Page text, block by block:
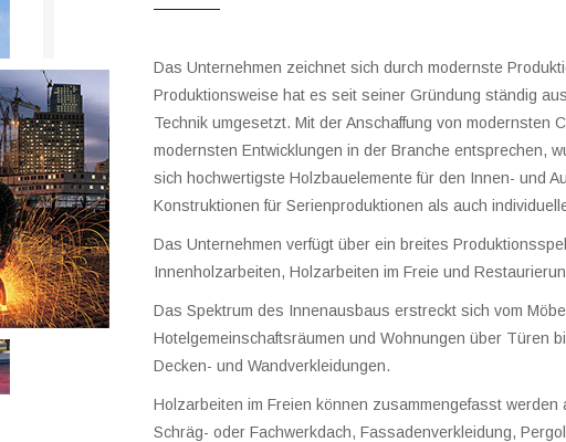
Das Unternehmen zeichnet sich durch modernste
Produktionsweise hat es seit seiner Gründung ständig
Technik umgesetzt. Mit der Anschaffung von modernsten
modernsten Entwicklungen in der Branche entsprechen,
sich hochwertigste Holzbauelemente für den Innen- und
Konstruktionen für Serienproduktionen als auch
Das Unternehmen verfügt über ein breites
Innenholzarbeiten, Holzarbeiten im Freie und
Das Spektrum des Innenausbaus erstreckt sich vom
Hotelgemeinschaftsräumen und Wohnungen über Türen
Decken- und Wandverkleidungen.
Holzarbeiten im Freien können zusammengefasst
Schräg- oder Fachwerkdach, Fassadenverkleidung,